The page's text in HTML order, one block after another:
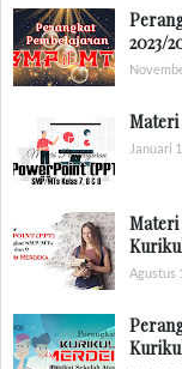
2023/
Materi
Januari
Materi
Agustus